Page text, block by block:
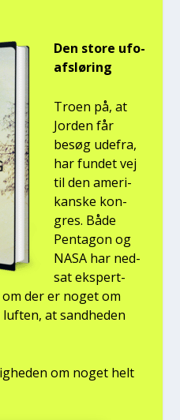
Den sto­re ufo-
afslø­ring
Tro­en på, at
Jor­den får
besøg ude­fra,
har fun­det vej
til den ame­ri­
kan­ske kon­
gres. Både
Pen­ta­gon og
NASA har ned­
sat eks­pert­
der er noget om
at sand­he­den
om noget helt